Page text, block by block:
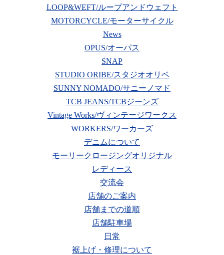
LOOP&WEFT/ループアンドウェフト
MOTORCYCLE/モーターサイクル
News
OPUS/オーパス
SNAP
STUDIO ORIBE/スタジオオリベ
SUNNY NOMADO/サニーノマド
TCB JEANS/TCBジーンズ
Vintage Works/ヴィンテージワークス
WORKERS/ワーカーズ
デニムについて
モーリークロージングオリジナル
レディース
交流会
店舗のご案内
店舗までの道順
店舗駐車場
日常
裾上げ・修理について